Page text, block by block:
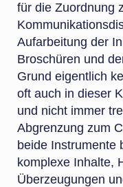
für die Zuordnung
Aufarbeitung der
Broschüren und
Grund eigentlich
oft auch in dieser
und nicht immer
Abgrenzung zum
beide Instrumente
komplexe Inhalte,
Überzeugungen